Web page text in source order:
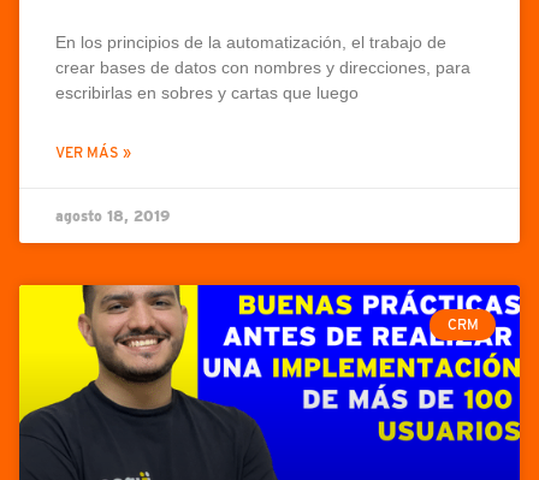
En los principios de la automatización, el trabajo de
crear bases de datos con nombres y direcciones, para
escribirlas en sobres y cartas que luego
VER MÁS »
agosto 18, 2019
CRM